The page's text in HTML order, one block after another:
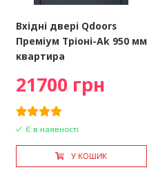
Вхідні двері Qdoors
Преміум Тріоні-Ak 950 мм
квартира
21700 грн
Є в наявності
У КОШИК